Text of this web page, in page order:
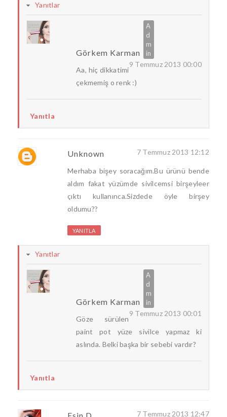
Yanıtlar
Görkem Karman
9 Temmuz 2013 00:00
Aa, hiç dikkatimi
çekmemiş o renk :)
Yanıtla
Unknown 7 Temmuz 2013 12:12
Merhaba bişey soracağım.Bu ürünü bende
aldım fakat yüzümde sivilcemsi birşeyleer
çıktı kullanınca.Sizdede öyle birşey
oldumu??
YANITLA
Yanıtlar
Görkem Karman
9 Temmuz 2013 00:01
Göze sürülen
paint pot yüze sivilce yapmaz ki
aslında. Belki başka bir sebebi vardır?
Yanıtla
7 Temmuz 2013 12:47